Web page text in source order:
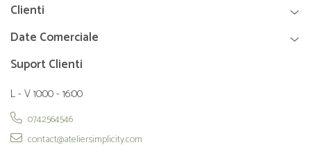
Clienti
Date Comerciale
Suport Clienti
L - V 10:00 - 16:00
0742564546
contact@ateliersimplicity.com